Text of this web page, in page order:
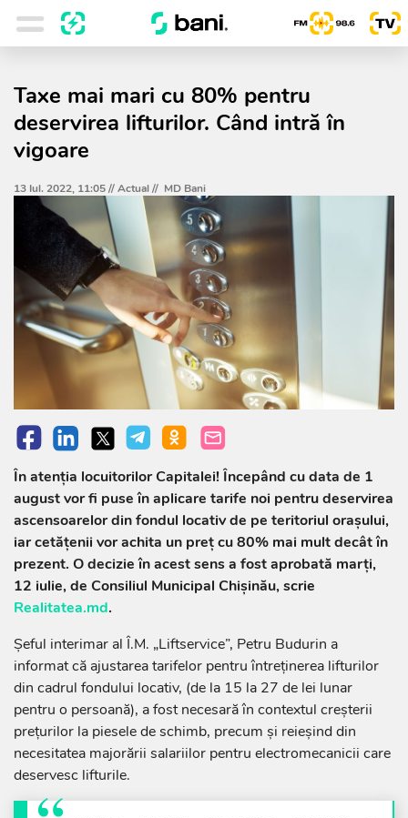
Taxe mai mari cu 80% pentru
deservirea lifturilor. Când intră în
vigoare
13 Iul. 2022, 11:05 //Actual// MD Bani
În atenția locuitorilor Capitalei! Începând cu data de 1
august vor fi puse în aplicare tarife noi pentru deservirea
ascensoarelor din fondul locativ de pe teritoriul orașului,
iar cetățenii vor achita un preț cu 80% mai mult decât în
prezent. O decizie în acest sens a fost aprobată marți,
12 iulie, de Consiliul Municipal Chișinău, scrie
Realitatea.md.
Șeful interimar al Î.M. „Liftservice”, Petru Budurin a
informat că ajustarea tarifelor pentru întreținerea lifturilor
din cadrul fondului locativ, (de la 15 la 27 de lei lunar
pentru o persoană), a fost necesară în contextul creșterii
prețurilor la piesele de schimb, precum și reieșind din
necesitatea majorării salariilor pentru electromecanicii care
deservesc lifturile.